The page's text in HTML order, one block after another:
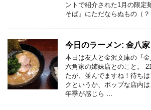
ントで紹介された1月の限定
そば』にただならぬもの（
今日のラーメン: 金八
本日は友人と金沢文庫の『金
六角家の姉妹店とのこと。
たが、並んでますね！待ち
クというか、ポップな店内
年季が感じら …